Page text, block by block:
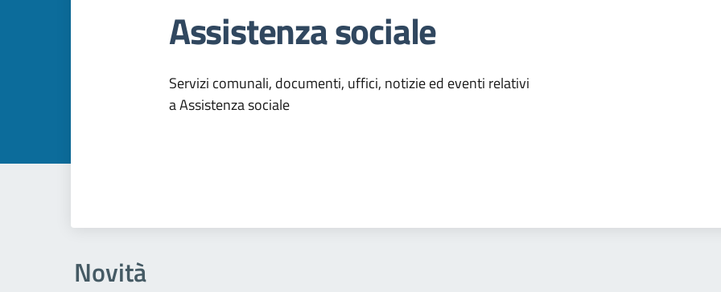
Assistenza sociale
Dettagli dell'argomento
Servizi comunali, documenti, uffici, notizie ed eventi relativi
a Assistenza sociale
Novità